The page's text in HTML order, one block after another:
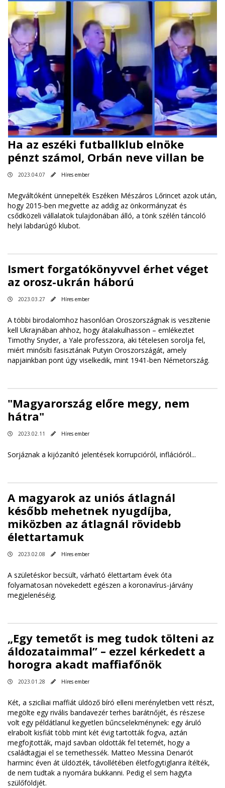
Ha az eszéki futballklub elnöke
pénzt számol, Orbán neve villan be
2023.04.07 Híres ember
Megváltóként ünnepelték Eszéken Mészáros Lőrincet azok után,
hogy 2015-ben megvette az addig az önkormányzat és
csődközeli vállalatok tulajdonában álló, a tönk szélén táncoló
helyi labdarúgó klubot.
Ismert forgatókönyvvel érhet véget
az orosz-ukrán háború
2023.03.27 Híres ember
A többi birodalomhoz hasonlóan Oroszországnak is veszítenie
kell Ukrajnában ahhoz, hogy átalakulhasson – emlékeztet
Timothy Snyder, a Yale professzora, aki tételesen sorolja fel,
miért minősíti fasisztának Putyin Oroszországát, amely
napjainkban pont úgy viselkedik, mint 1941-ben Németország.
"Magyarország előre megy, nem
hátra"
2023.02.11 Híres ember
Sorjáznak a kijózanító jelentések korrupcióról, inflációról...
A magyarok az uniós átlagnál
később mehetnek nyugdíjba,
miközben az átlagnál rövidebb
élettartamuk
2023.02.08 Híres ember
A születéskor becsült, várható élettartam évek óta
folyamatosan növekedett egészen a koronavírus-járvány
megjelenéséig.
„Egy temetőt is meg tudok tölteni az
áldozataimmal” – ezzel kérkedett a
horogra akadt maffiafőnök
2023.01.28 Híres ember
Két, a szicíliai maffiát üldöző bíró elleni merényletben vett részt,
megölte egy rivális bandavezér terhes barátnőjét, és részese
volt egy példátlanul kegyetlen bűncselekménynek: egy áruló
elrabolt kisfiát több mint két évig tartották fogva, aztán
megfojtották, majd savban oldották fel tetemét, hogy a
családtagjai el se temethessék. Matteo Messina Denarót
harminc éven át üldözték, távollétében életfogytiglanra ítélték,
de nem tudtak a nyomára bukkanni. Pedig el sem hagyta
szülőföldjét.